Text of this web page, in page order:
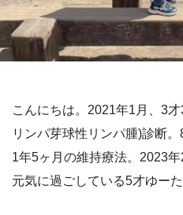
こんにちは。2021年1月、3
リンパ芽球性リンパ腫)診断
1年5ヶ月の維持療法。2023
元気に過ごしている5才ゆーた